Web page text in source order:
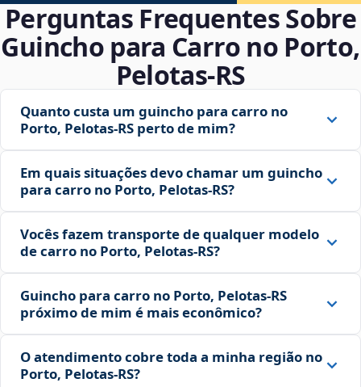
Perguntas Frequentes Sobre
Guincho para Carro no Porto,
Pelotas‑RS
Quanto custa um guincho para carro no
Porto, Pelotas‑RS perto de mim?
Em quais situações devo chamar um guincho
para carro no Porto, Pelotas‑RS?
Vocês fazem transporte de qualquer modelo
de carro no Porto, Pelotas‑RS?
Guincho para carro no Porto, Pelotas‑RS
próximo de mim é mais econômico?
O atendimento cobre toda a minha região no
Porto, Pelotas‑RS?